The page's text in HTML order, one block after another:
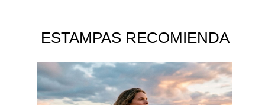
ESTAMPAS RECOMIENDA